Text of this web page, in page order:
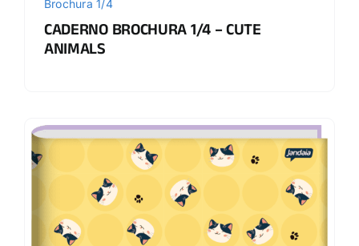
Brochura 1/4
CADERNO BROCHURA 1/4 – CUTE
ANIMALS